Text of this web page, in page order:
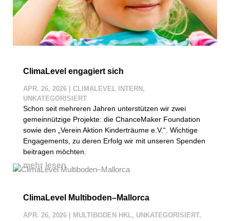
ClimaLevel engagiert sich
APR. 26, 2026| CLIMALEVEL INTERN ,
UNKATEGORISIERT
Schon seit mehreren Jahren unterstützen wir zwei
gemeinnützige Projekte: die ChanceMaker Foundation
sowie den „Verein Aktion Kinderträume e.V.“. Wichtige
Engagements, zu deren Erfolg wir mit unseren Spenden
beitragen möchten.
mehr lesen
ClimaLevel Multiboden–Mallorca
APR. 26, 2026| MULTIBODEN HKL, UNKATEGORISIERT,